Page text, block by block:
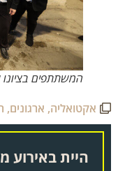
המשתתפים בציונו של
אקטואליה,ארגונים,
היית באירוע